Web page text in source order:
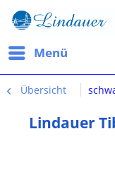
Menü
Übersicht
Lindauer